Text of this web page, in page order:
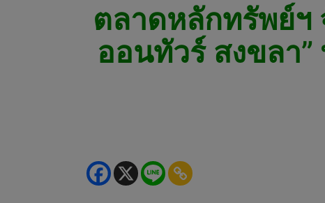
ตลาดหลักทรัพย์ฯ
ออนทัวร์ สงขลา